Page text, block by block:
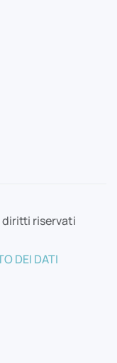
diritti riservati
DEI DATI